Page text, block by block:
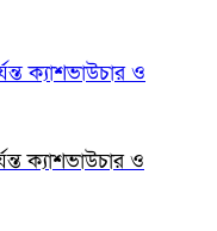
ক্যাশভাউচার ও